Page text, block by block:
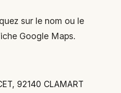
sur le nom ou le
Google Maps.
92140 CLAMART